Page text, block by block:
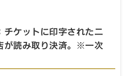
チケットに印字された二
が読み取り決済。※一次